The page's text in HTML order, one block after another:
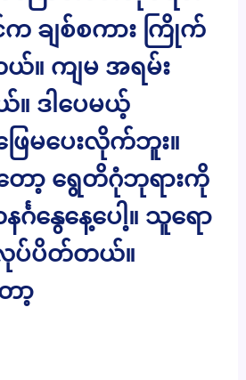
က ချစ်စကား ကြိုက်
ယ်။ ကျမ အရမ်း
။ ဒါပေမယ့်
ြေမပေးလိုက်ဘူး။
ော့ ရွေတိဂုံဘုရားကို
ဂနွေနေ့ပေါ့။ သူရော
ပ်ပိတ်တယ်။
ော့